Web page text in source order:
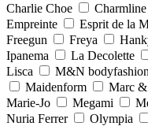
Charlie Choe
Charmline
Empreinte
Esprit de la
Freegun
Freya
Ipanema
La Decolette
Lisca
M&N bodyfashion
Maidenform
Marc
Marie-Jo
Megami
Nuria Ferrer
Olympia